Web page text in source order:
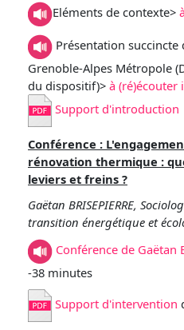
Eléments de contexte>
Présentation
Grenoble-Alpes Métropole
du dispositif)> à (ré)écouter
Support d'introduction
Conférence :
rénovation thermique :
leviers et freins ?
Gaëtan BRISEPIERRE,
transition énergétique et
Conférence de Gaëtan
-38 minutes
Support d'intervention